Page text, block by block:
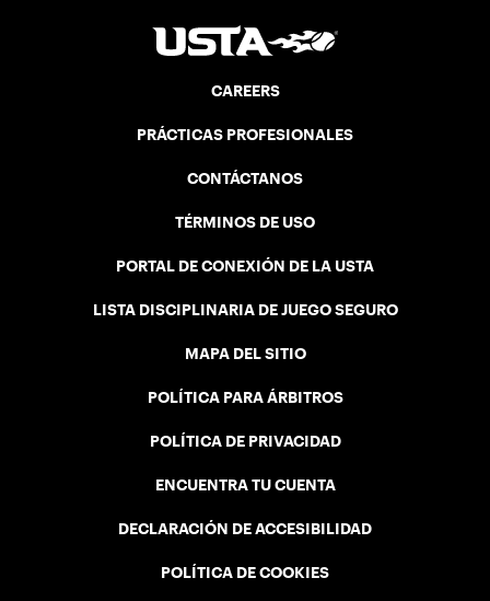
CAREERS
PRÁCTICAS PROFESIONALES
CONTÁCTANOS
TÉRMINOS DE USO
PORTAL DE CONEXIÓN DE LA USTA
LISTA DISCIPLINARIA DE JUEGO SEGURO
MAPA DEL SITIO
POLÍTICA PARA ÁRBITROS
POLÍTICA DE PRIVACIDAD
ENCUENTRA TU CUENTA
DECLARACIÓN DE ACCESIBILIDAD
POLÍTICA DE COOKIES